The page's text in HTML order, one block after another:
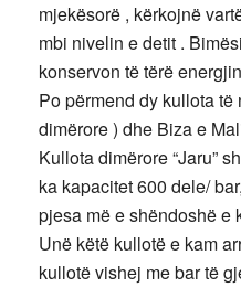
mjekësorë , kërkojnë
mbi nivelin e detit .
konservon të tërë
Po përmend dy kullota
dimërore ) dhe Biza e
Kullota dimërore “Jaru”
ka kapacitet 600 dele/
pjesa më e shëndoshë e
Unë këtë kullotë e kam
kullotë vishej me bar të